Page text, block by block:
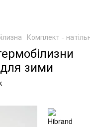
Комплект -
зими